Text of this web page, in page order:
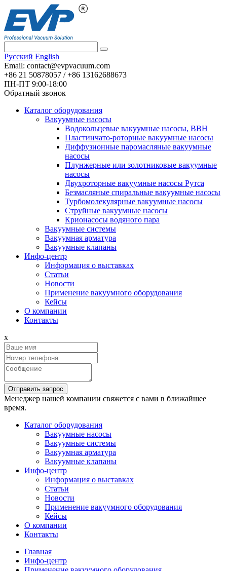
Pусский English
Email: contact@evpvacuum.com
+86 21 50878057 / +86 13162688673
ПН-ПТ 9:00-18:00
Обратный звонок
Каталог оборудования
Вакуумные насосы
Водокольцевые вакуумные насосы, ВВН
Пластинчато-роторные вакуумные насосы
Диффузионные паромасляные вакуумные
насосы
Плунжерные или золотниковые вакуумные
насосы
Двухроторные вакуумные насосы Рутса
Безмасляные спиральные вакуумные насосы
Турбомолекулярные вакуумные насосы
Струйные вакуумные насосы
Крионасосы водяного пара
Вакуумные системы
Вакуумная арматура
Вакуумные клапаны
Инфо-центр
Информация о выставках
Статьи
Новости
Применение вакуумного оборудования
Кейсы
О компании
Контакты
x
Отправить запрос
Менеджер нашей компании свяжется с вами в ближайшее
время.
Каталог оборудования
Вакуумные насосы
Вакуумные системы
Вакуумная арматура
Вакуумные клапаны
Инфо-центр
Информация о выставках
Статьи
Новости
Применение вакуумного оборудования
Кейсы
О компании
Контакты
Главная
Инфо-центр